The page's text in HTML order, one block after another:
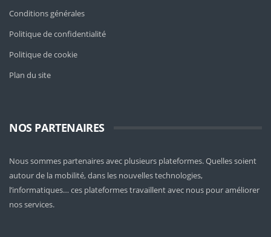
Conditions générales
Politique de confidentialité
Politique de cookie
Plan du site
NOS PARTENAIRES
Nous sommes partenaires avec plusieurs plateformes. Quelles soient
autour de la mobilité, dans les nouvelles technologies,
l’informatiques… ces plateformes travaillent avec nous pour améliorer
nos services.